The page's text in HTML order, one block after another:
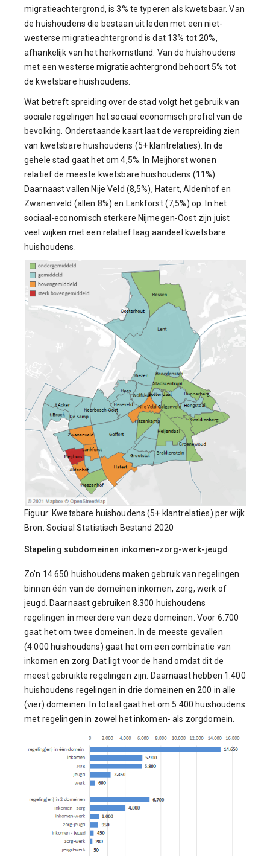
migratieachtergrond, is 3% te typeren als kwetsbaar. Van
de huishoudens die bestaan uit leden met een niet-
westerse migratieachtergrond is dat 13% tot 20%,
afhankelijk van het herkomstland. Van de huishoudens
met een westerse migratieachtergrond behoort 5% tot
de kwetsbare huishoudens.
Wat betreft spreiding over de stad volgt het gebruik van
sociale regelingen het sociaal economisch profiel van de
bevolking. Onderstaande kaart laat de verspreiding zien
van kwetsbare huishoudens (5+ klantrelaties). In de
gehele stad gaat het om 4,5%. In Meijhorst wonen
relatief de meeste kwetsbare huishoudens (11%).
Daarnaast vallen Nije Veld (8,5%), Hatert, Aldenhof en
Zwanenveld (allen 8%) en Lankforst (7,5%) op. In het
sociaal-economisch sterkere Nijmegen-Oost zijn juist
veel wijken met een relatief laag aandeel kwetsbare
huishoudens.
Figuur: Kwetsbare huishoudens (5+ klantrelaties) per wijk
Bron: Sociaal Statistisch Bestand 2020
Stapeling subdomeinen inkomen-zorg-werk-jeugd
Zo'n 14.650 huishoudens maken gebruik van regelingen
binnen één van de domeinen inkomen, zorg, werk of
jeugd. Daarnaast gebruiken 8.300 huishoudens
regelingen in meerdere van deze domeinen. Voor 6.700
gaat het om twee domeinen. In de meeste gevallen
(4.000 huishoudens) gaat het om een combinatie van
inkomen en zorg. Dat ligt voor de hand omdat dit de
meest gebruikte regelingen zijn. Daarnaast hebben 1.400
huishoudens regelingen in drie domeinen en 200 in alle
(vier) domeinen. In totaal gaat het om 5.400 huishoudens
met regelingen in zowel het inkomen- als zorgdomein.